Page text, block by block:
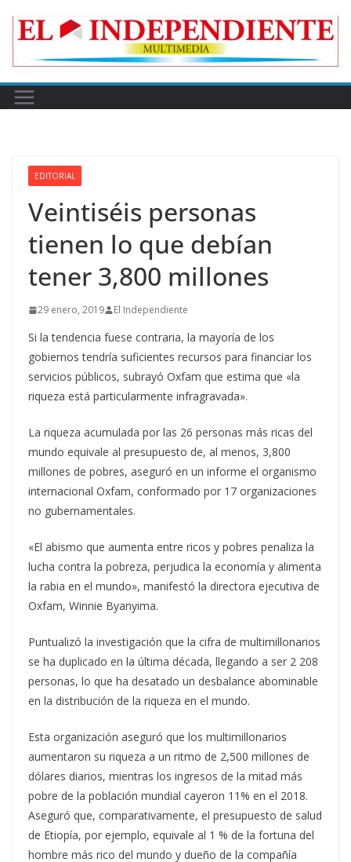
EDITORIAL
Veintiséis personas
tienen lo que debían
tener 3,800 millones
29 enero, 2019 El Independiente
Si la tendencia fuese contraria, la mayoría de los
gobiernos tendría suficientes recursos para financiar los
servicios públicos, subrayó Oxfam que estima que «la
riqueza está particularmente infragravada».
La riqueza acumulada por las 26 personas más ricas del
mundo equivale al presupuesto de, al menos, 3,800
millones de pobres, aseguró en un informe el organismo
internacional Oxfam, conformado por 17 organizaciones
no gubernamentales.
«El abismo que aumenta entre ricos y pobres penaliza la
lucha contra la pobreza, perjudica la economía y alimenta
la rabia en el mundo», manifestó la directora ejecutiva de
Oxfam, Winnie Byanyima.
Puntualizó la investigación que la cifra de multimillonarios
se ha duplicado en la última década, llegando a ser 2 208
personas, lo que ha desatado un desbalance abominable
en la distribución de la riqueza en el mundo.
Esta organización aseguró que los multimillonarios
aumentaron su riqueza a un ritmo de 2,500 millones de
dólares diarios, mientras los ingresos de la mitad más
pobre de la población mundial cayeron 11% en el 2018.
Aseguró que, comparativamente, el presupuesto de salud
de Etiopía, por ejemplo, equivale al 1 % de la fortuna del
hombre más rico del mundo y dueño de la compañía